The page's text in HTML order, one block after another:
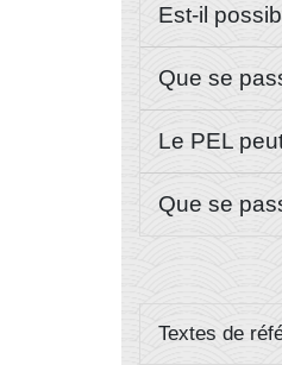
Est-il
Que se
Le PEL
Que se
Textes de